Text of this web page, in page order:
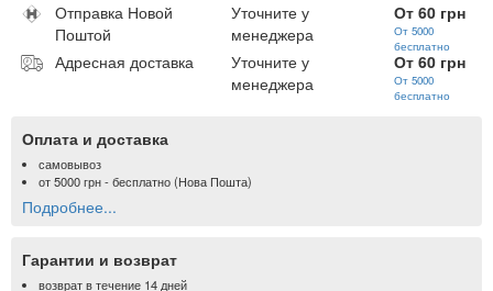
Отправка Новой
Поштой
Уточните у
менеджера
От 60 грн
От 5000
бесплатно
Адресная доставка
Уточните у
менеджера
От 60 грн
От 5000
бесплатно
Оплата и доставка
самовывоз
от5000 грн- бесплатно (Нова Пошта)
Подробнее...
Гарантии и возврат
возврат в течение 14 дней